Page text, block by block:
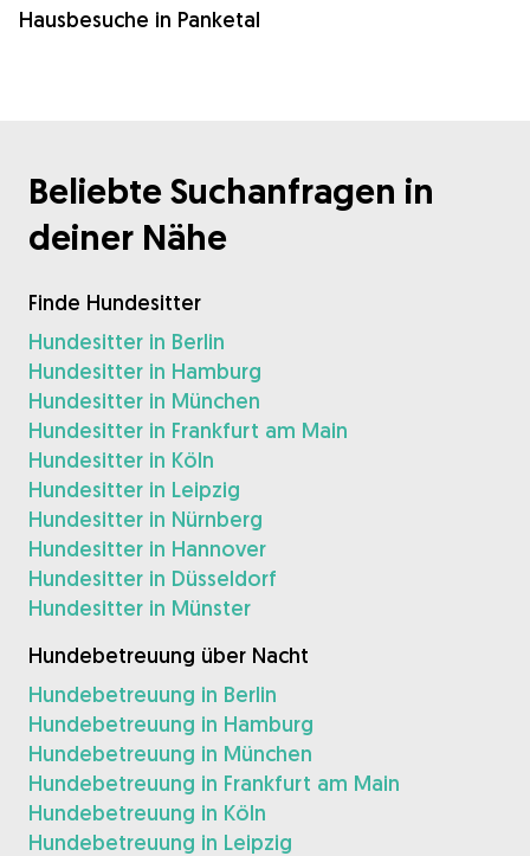
Hausbesuche in Panketal
Beliebte Suchanfragen in
deiner Nähe
Finde Hundesitter
Hundesitter in Berlin
Hundesitter in Hamburg
Hundesitter in München
Hundesitter in Frankfurt am Main
Hundesitter in Köln
Hundesitter in Leipzig
Hundesitter in Nürnberg
Hundesitter in Hannover
Hundesitter in Düsseldorf
Hundesitter in Münster
Hundebetreuung über Nacht
Hundebetreuung in Berlin
Hundebetreuung in Hamburg
Hundebetreuung in München
Hundebetreuung in Frankfurt am Main
Hundebetreuung in Köln
Hundebetreuung in Leipzig